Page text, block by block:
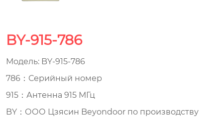
BY-915-786
Модель: BY-915-786
786：Серийный номер
915：Антенна 915 МГц
BY：ООО Цзясин Beyondoor по производству